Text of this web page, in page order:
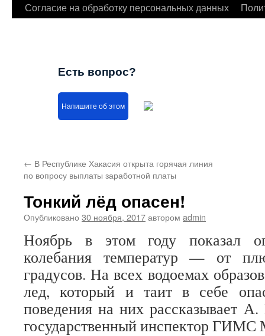
Согласие на обработку персональных данных
Есть вопрос?
Напишите об этом
← В Республике Хакасия открыта горячая линия
по вопросу выплаты заработной платы
Тонкий лёд опасен!
Опубликовано 30 ноября, 2017автором admin
Ноябрь в этом году показал
колебания температур — от
градусов. На всех водоемах
лед, который и таит в себе
поведения на них рассказывает
государственный инспектор